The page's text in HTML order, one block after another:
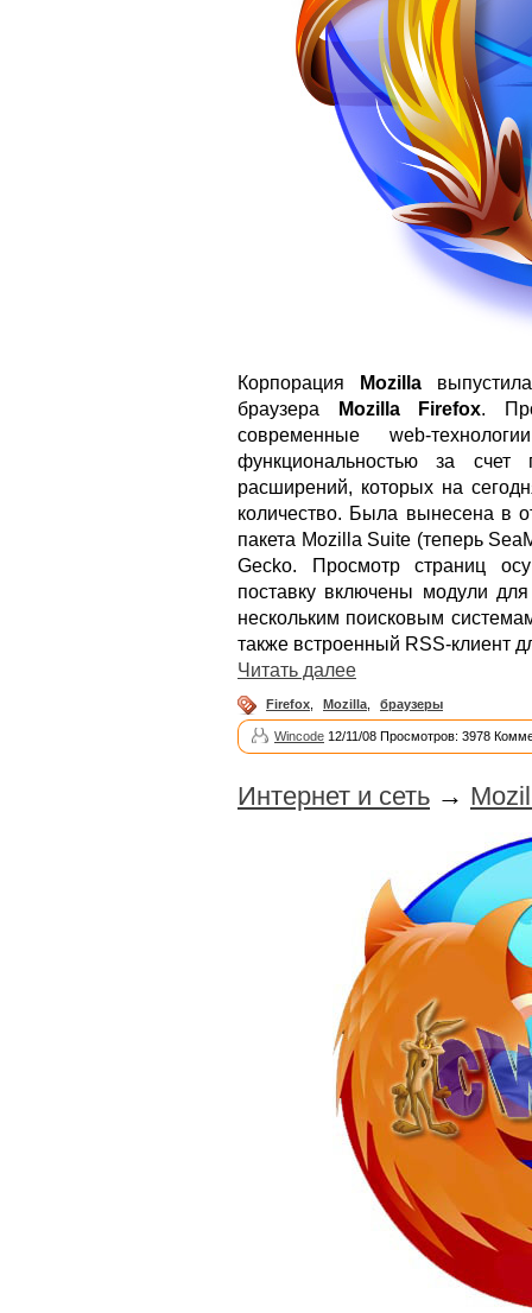
Корпорация Mozilla
браузера
Mozilla Firefox.
современные web-
функциональностью за счет
расширений, которых на
количество. Была вынесена в
пакета Mozilla Suite (теперь
Gecko. Просмотр страниц
поставку включены модули
нескольким поисковым
также встроенный RSS-клиент
Читать далее
Firefox Mozilla браузеры
Wincode 12/11/08 Просмотров: 3978
Интернет и сеть →